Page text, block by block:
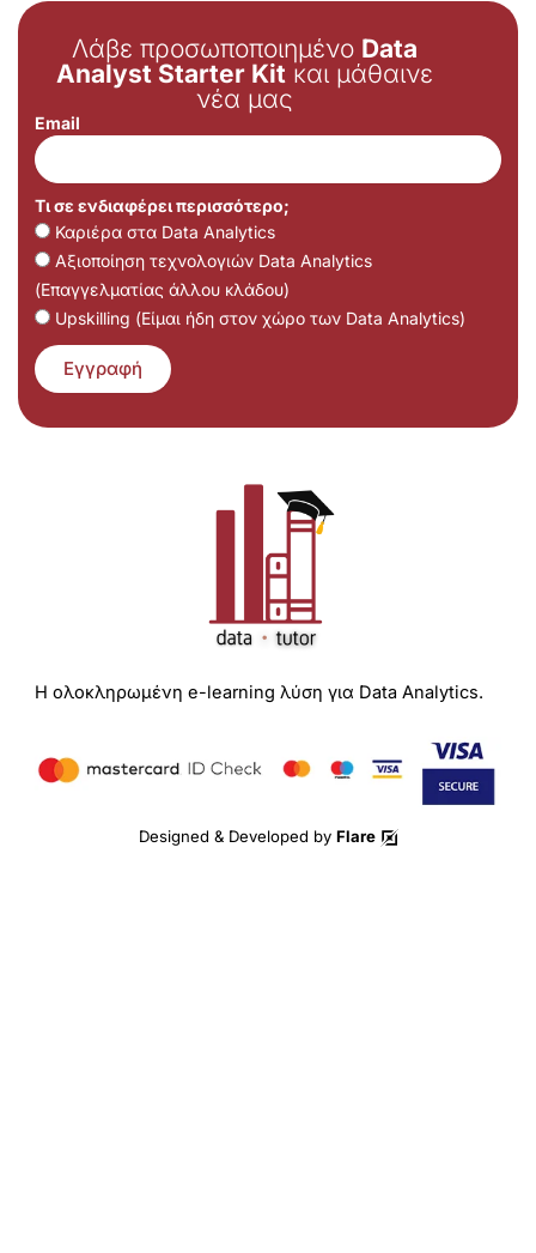
Λάβε προσωποποιημένο Data
Analyst Starter Kit και μάθαινε
νέα μας
Email
Τι σε ενδιαφέρει περισσότερο;
Καριέρα στα Data Analytics
Αξιοποίηση τεχνολογιών Data Analytics
(Επαγγελματίας άλλου κλάδου)
Upskilling (Είμαι ήδη στον χώρο των Data Analytics)
Εγγραφή
Η ολοκληρωμένη e-learning λύση για Data Analytics.
Designed & Developed by Flare